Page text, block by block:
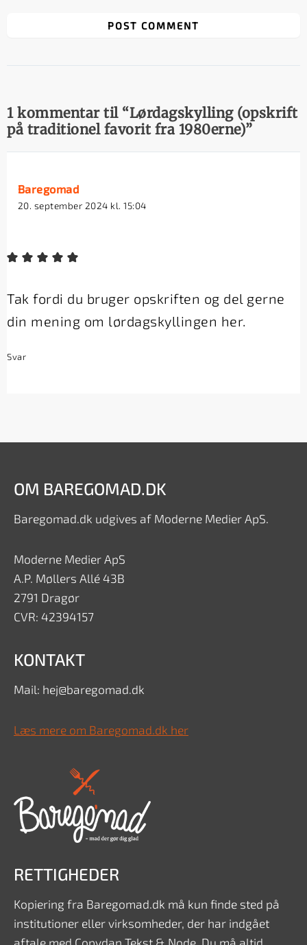
1 kommentar til “Lørdagskylling (opskrift
på traditionel favorit fra 1980erne)”
Baregomad
20. september 2024 kl. 15:04
Tak fordi du bruger opskriften og del gerne
din mening om lørdagskyllingen her.
Svar
OM BAREGOMAD.DK
Baregomad.dk udgives af Moderne Medier ApS.
Moderne Medier ApS
A.P. Møllers Allé 43B
2791 Dragør
CVR: 42394157
KONTAKT
Mail: hej@baregomad.dk
Læs mere om Baregomad.dk her
RETTIGHEDER
Kopiering fra Baregomad.dk må kun finde sted på
institutioner eller virksomheder, der har indgået